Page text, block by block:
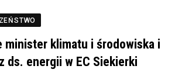
minister klimatu i środowiska i
ds. energii w EC Siekierki